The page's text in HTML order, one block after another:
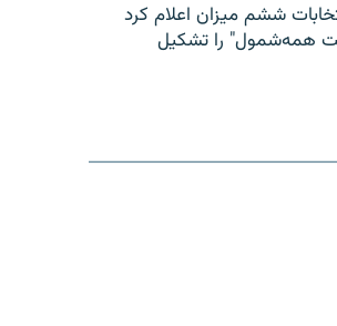
غنی را برنده انتخابات ششم میزان اعلام کرد
همه‌شمول" را تشکیل